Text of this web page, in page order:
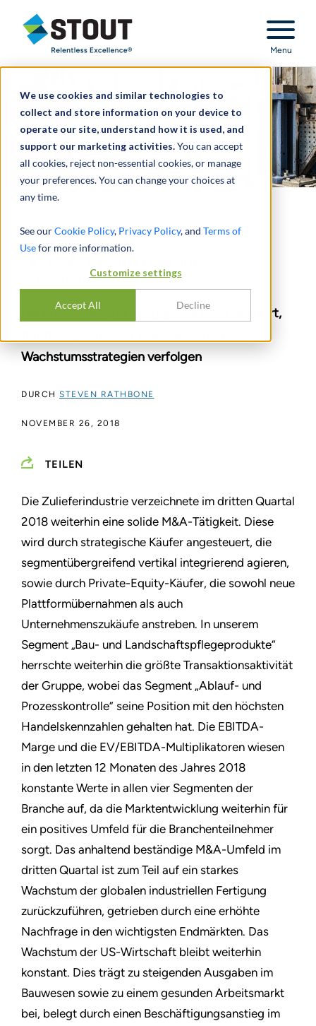
We use cookies and similar technologies to
collect and store information on your device to
operate our site, understand how it is used, and
support our marketing activities.You can accept
all cookies, reject non-essential cookies, or manage
your preferences. You can change your choices at
any time.
See ourCookie Policy, Privacy Policy, and Terms of
Usefor more information.
Customize settings
Accept All Decline
Stout Relentless Excellence
Menu
Zulieferindustrie
3. QUARTAL 2018
Die Konsolidierung der Branche setzt sich fort,
Wachstumsstrategien verfolgen
DURCH STEVEN RATHBONE
NOVEMBER 26, 2018
TEILEN
Die Zulieferindustrie verzeichnete im dritten Quartal
2018 weiterhin eine solide M&A-Tätigkeit. Diese
wird durch strategische Käufer angesteuert, die
segmentübergreifend vertikal integrierend agieren,
sowie durch Private-Equity-Käufer, die sowohl neue
Plattformübernahmen als auch
Unternehmenszukäufe anstreben. In unserem
Segment „Bau- und Landschaftspflegeprodukte”
herrschte weiterhin die größte Transaktionsaktivität
der Gruppe, wobei das Segment „Ablauf- und
Prozesskontrolle” seine Position mit den höchsten
Handelskennzahlen gehalten hat. Die EBITDA-
Marge und die EV/EBITDA-Multiplikatoren wiesen
in den letzten 12 Monaten des Jahres 2018
konstante Werte in allen vier Segmenten der
Branche auf, da die Marktentwicklung weiterhin für
ein positives Umfeld für die Branchenteilnehmer
sorgt. Das anhaltend beständige M&A-Umfeld im
dritten Quartal ist zum Teil auf ein starkes
Wachstum der globalen industriellen Fertigung
zurückzuführen, getrieben durch eine erhöhte
Nachfrage in den wichtigsten Endmärkten. Das
Wachstum der US-Wirtschaft bleibt weiterhin
konstant. Dies trägt zu steigenden Ausgaben im
Bauwesen sowie zu einem gesunden Arbeitsmarkt
bei, belegt durch einen Beschäftigungsanstieg im